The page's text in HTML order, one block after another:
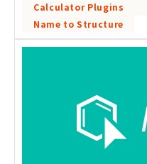
Calculator Plugins
Name to Structure